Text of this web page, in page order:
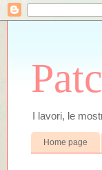
I lavori, le
Home page